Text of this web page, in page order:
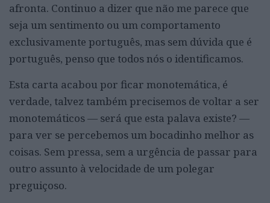
afronta. Continuo a dizer que não me parece que
seja um sentimento ou um comportamento
exclusivamente português, mas sem dúvida que é
português, penso que todos nós o identificamos.
Esta carta acabou por ficar monotemática, é
verdade, talvez também precisemos de voltar a ser
monotemáticos — será que esta palava existe? —
para ver se percebemos um bocadinho melhor as
coisas. Sem pressa, sem a urgência de passar para
outro assunto à velocidade de um polegar
preguiçoso.